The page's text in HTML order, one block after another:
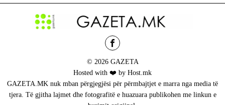
© 2026 GAZETA
Hosted with ❤️ by Host.mk
GAZETA.MK nuk mban përgjegjësi për përmbajtjet e marra nga media të
tjera. Të gjitha lajmet dhe fotografitë e huazuara publikohen me linkun e